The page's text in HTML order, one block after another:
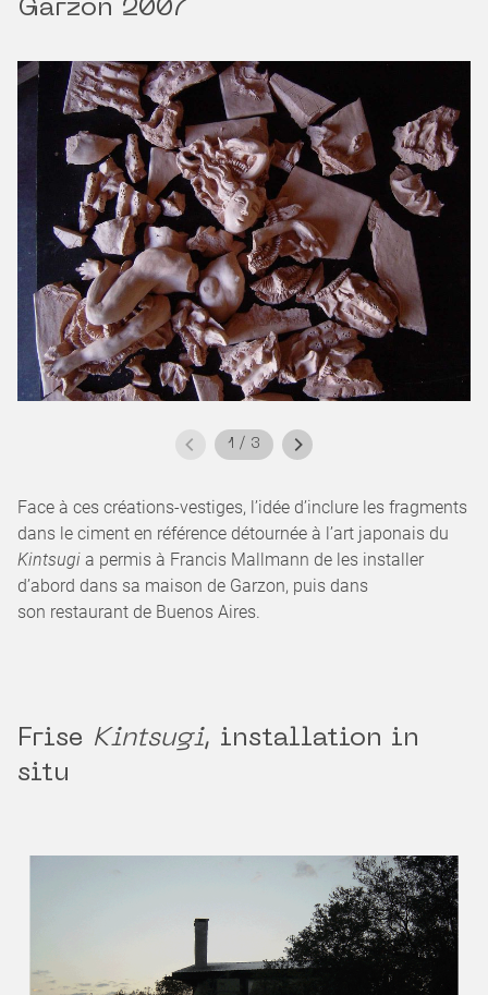
Garzon 2007
1 / 3
Face à ces créations-vestiges, l’idée d’inclure les fragments
dans le ciment en référence détournée à l’art japonais du
Kintsugi a permis à Francis Mallmann de les installer
d’abord dans sa maison de Garzon, puis dans
son restaurant de Buenos Aires.
Frise Kintsugi, installation in
situ